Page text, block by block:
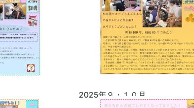
2025年９・１０月